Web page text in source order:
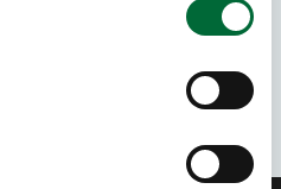
noastre ridicate în